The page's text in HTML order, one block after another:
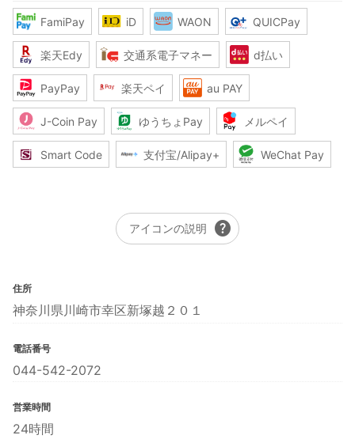
FamiPay iD WAON QUICPay
楽天Edy 交通系電子マネー d払い
PayPay 楽天ペイ au PAY
J-Coin Pay ゆうちょPay メルペイ
Smart Code 支付宝/Alipay+ WeChat Pay
アイコンの説明 help
住所
神奈川県川崎市幸区新塚越２０１
電話番号
044-542-2072
営業時間
24時間